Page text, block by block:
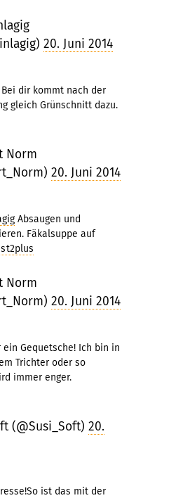
20. Juni 2014
Bei dir kommt nach der
gleich Grünschnitt dazu.
Norm
20. Juni 2014
Absaugen und
Fäkalsuppe auf
Norm
20. Juni 2014
ein Gequetsche! Ich bin in
Trichter oder so
immer enger.
(@Susi_Soft) 20.
ist das mit der